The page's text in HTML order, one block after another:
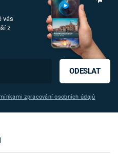
vás
z
ODESLAT
zpracování osobních údajů